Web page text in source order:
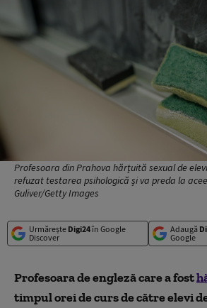
Profesoara din Prahova hărțuită sexual de
refuzat testarea psihologică și va preda la
Guliver/Getty Images
Urmărește Digi24în Google
Discover
Adaugă
Google
Profesoara de engleză care a fost
timpul orei de curs de către elevi